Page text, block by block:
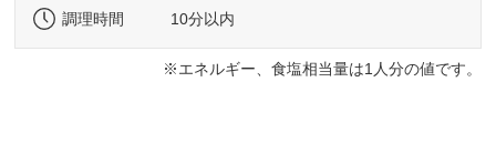
調理時間
10分以内
エネルギー、食塩相当量は1人分の値です。